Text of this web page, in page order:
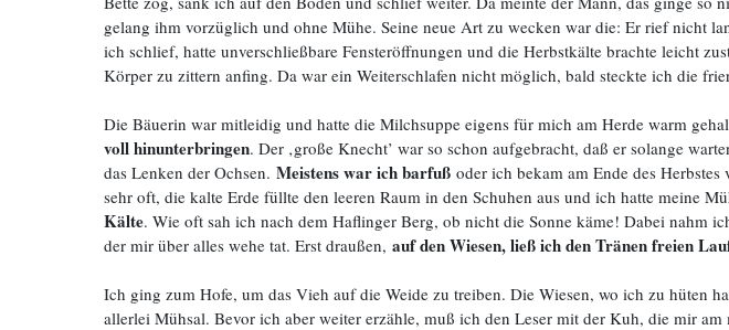
gelang ihm vorzüglich und ohne Mühe. Seine neue Art zu wecken war die: Er rief nicht
ich schlief, hatte unverschließbare Fensteröffnungen und die Herbstkälte brachte leicht
Körper zu zittern anfing. Da war ein Weiterschlafen nicht möglich, bald steckte ich die
Die Bäuerin war mitleidig und hatte die Milchsuppe eigens für mich am Herde warm
voll hinunterbringen. Der ‚große Knecht’ war so schon aufgebracht, daß er solange
das Lenken der Ochsen. Meistens war ich barfuß oder ich bekam am Ende des
sehr oft, die kalte Erde füllte den leeren Raum in den Schuhen aus und ich hatte meine
Kälte. Wie oft sah ich nach dem Haflinger Berg, ob nicht die Sonne käme! Dabei nahm
der mir über alles wehe tat. Erst draußen, auf den Wiesen, ließ ich den Tränen freien
Ich ging zum Hofe, um das Vieh auf die Weide zu treiben. Die Wiesen, wo ich zu hüten
allerlei Mühsal. Bevor ich aber weiter erzähle, muß ich den Leser mit der Kuh, die mir